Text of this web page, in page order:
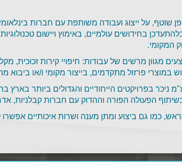
שוטף, על ייצוג ועבודה משותפת עם חברות
בחידושים עולמיים, באימוץ ויישום
המקומי.
מגוון מרשים של עבודות: חיפויי קירות זכוכית,
במוצרי פרזול מתקדמים, בייצור מקומי ו/או ביבוא
ניכר בפרויקטים הייחודיים והגדולים ביותר
הפעולה הפורה וההדוק עם חברות קבלניות,
כמו גם ביצוע ומתן מענה ושרות איכותיים